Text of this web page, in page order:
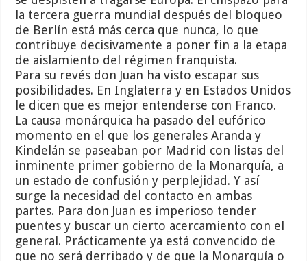
la tercera guerra mundial después del bloqueo
de Berlín está más cerca que nunca, lo que
contribuye decisivamente a poner fin a la etapa
de aislamiento del régimen franquista.
Para su revés don Juan ha visto escapar sus
posibilidades. En Inglaterra y en Estados Unidos
le dicen que es mejor entenderse con Franco.
La causa monárquica ha pasado del eufórico
momento en el que los generales Aranda y
Kindelán se paseaban por Madrid con listas del
inminente primer gobierno de la Monarquía, a
un estado de confusión y perplejidad. Y así
surge la necesidad del contacto en ambas
partes. Para don Juan es imperioso tender
puentes y buscar un cierto acercamiento con el
general. Prácticamente ya está convencido de
que no será derribado y de que la Monarquía o